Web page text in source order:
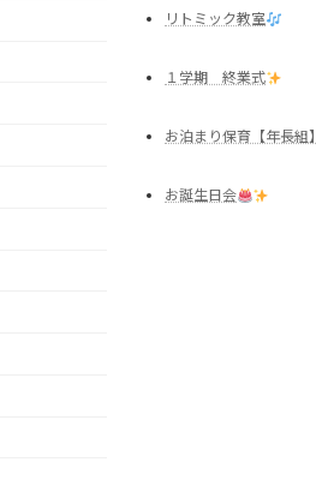
リトミック教室
１学期 終業式
お泊まり保育【年長組】
お誕生日会